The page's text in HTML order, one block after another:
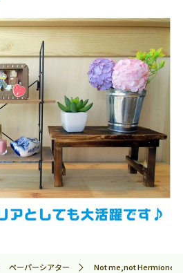
ペーパーシアター
Not me,not